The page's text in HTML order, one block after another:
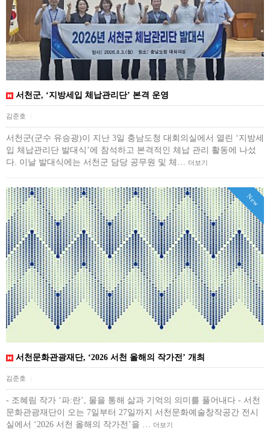
서천군, ‘지방세입 체납관리단’ 본격 운영
김준호
서천군(군수 유승광)이 지난 3일 충남도청 대회의실에서 열린 ‘지방세
입 체납관리단 발대식’에 참석하고 본격적인 체납 관리 활동에 나섰
다. 이날 발대식에는 서천군 담당 공무원 및 체… 더보기
New
서천문화관광재단, ‘2026 서천 올해의 작가전’ 개최
김준호
- 조혜림 작가 ‘파:란’, 물을 통해 삶과 기억의 의미를 풀어내다 - 서천
문화관광재단이 오는 7일부터 27일까지 서천문화예술창작공간 전시
실에서 ‘2026 서천 올해의 작가전’을 … 더보기